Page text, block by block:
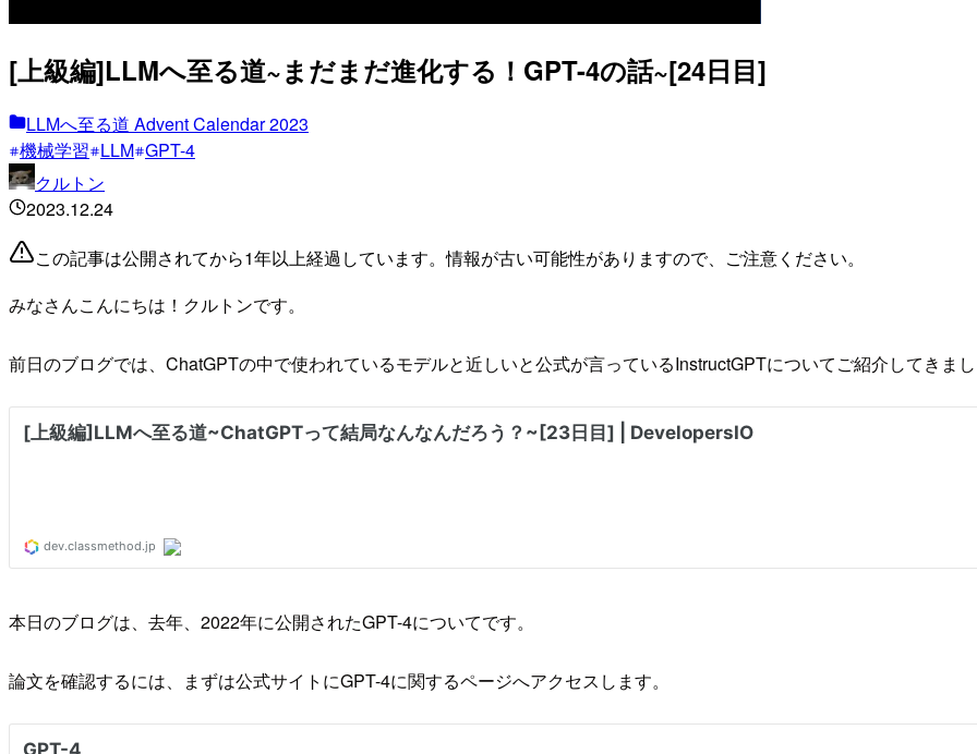
[上級編]LLMへ至る道~まだまだ進化する！GPT-4の話~[24日目]
LLMへ至る道 Advent Calendar 2023
機械学習 LLM GPT-4
クルトン
2023.12.24
この記事は公開されてから1年以上経過しています。情報が古い可能性がありますので、ご注意ください。
みなさんこんにちは！クルトンです。
前日のブログでは、ChatGPTの中で使われているモデルと近しいと公式が言っているInstructGPTについてご紹介してきま
本日のブログは、去年、2022年に公開されたGPT-4についてです。
論文を確認するには、まずは公式サイトにGPT-4に関するページへアクセスします。